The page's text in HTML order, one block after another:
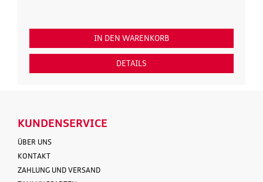
IN DEN WARENKORB
DETAILS
KUNDENSERVICE
ÜBER UNS
KONTAKT
ZAHLUNG UND VERSAND